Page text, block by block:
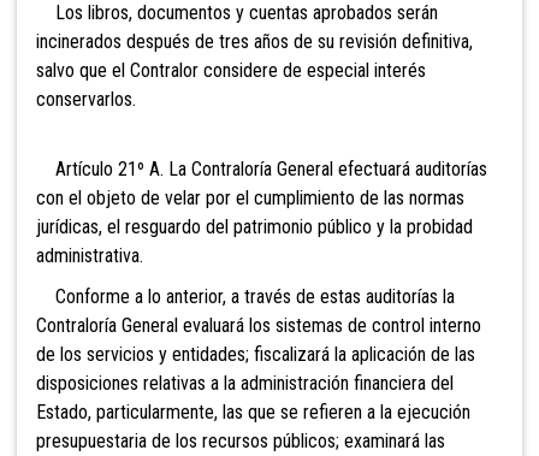
Los libros, documentos y cuentas aprobados serán
incinerados después de tres años de su revisión definitiva,
salvo que el Contralor considere de especial interés
conservarlos.
Artículo 21º A. La Contraloría General efectuará auditorías
con el objeto de velar por el cumplimiento de las normas
jurídicas, el resguardo del patrimonio público y la probidad
administrativa.
Conforme a lo anterior, a través de estas auditorías la
Contraloría General evaluará los sistemas de control interno
de los servicios y entidades; fiscalizará la aplicación de las
disposiciones relativas a la administración financiera del
Estado, particularmente, las que se refieren a la ejecución
presupuestaria de los recursos públicos; examinará las